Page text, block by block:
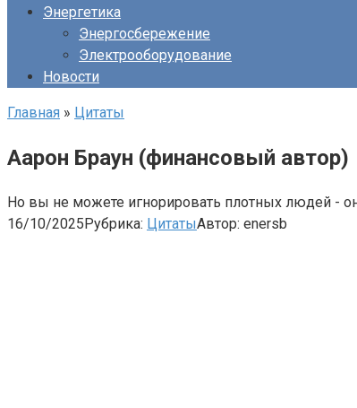
Энергетика
Энергосбережение
Электрооборудование
Новости
Главная » Цитаты
Аарон Браун (финансовый автор)
Но вы не можете игнорировать плотных людей -
16/10/2025Рубрика: ЦитатыАвтор: enersb